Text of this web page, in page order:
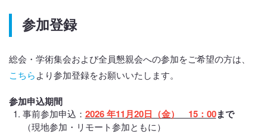
参加登録
総会・学術集会および全員懇親会への参加をご希望の方は、
こちらより参加登録をお願いいたします。
参加申込期間
事前参加申込： 2026 年11月20日（金） 15：00まで
（現地参加・リモート参加ともに）